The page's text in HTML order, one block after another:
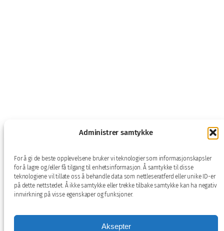
Administrer samtykke
For å gi de beste opplevelsene bruker vi teknologier som informasjonskapsler
for å lagre og/eller få tilgang til enhetsinformasjon. Å samtykke til disse
teknologiene vil tillate oss å behandle data som nettleseratferd eller unike ID-er
på dette nettstedet. Å ikke samtykke eller trekke tilbake samtykke kan ha negativ
innvirkning på visse egenskaper og funksjoner.
Aksepter